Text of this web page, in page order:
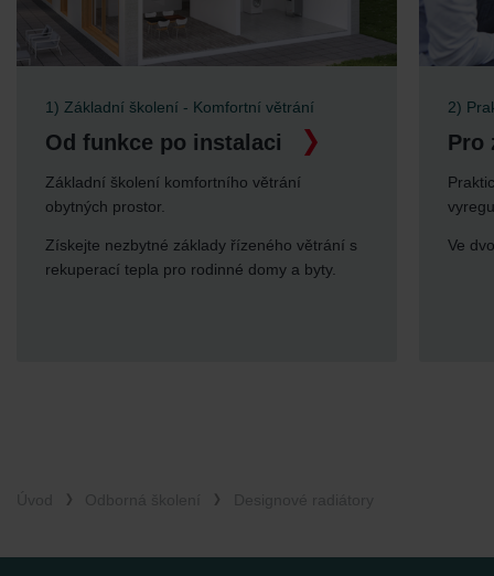
1) Základní školení - Komfortní větrání
Od funkce po instalaci
Základní školení komfortního větrání
obytných prostor.
Získejte nezbytné základy řízeného větrání s
rekuperací tepla pro rodinné domy a byty.
2)
Pro
Ve